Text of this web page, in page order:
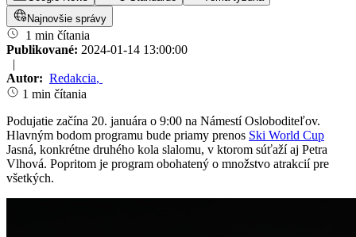
Najnovšie správy
1 min čítania
Publikované: 2024-01-14 13:00:00
|
Autor: Redakcia,
1 min čítania
Podujatie začína 20. januára o 9:00 na Námestí Osloboditeľov.
Hlavným bodom programu bude priamy prenos Ski World Cup
Jasná, konkrétne druhého kola slalomu, v ktorom súťaží aj Petra
Vlhová. Popritom je program obohatený o množstvo atrakcií pre
všetkých.